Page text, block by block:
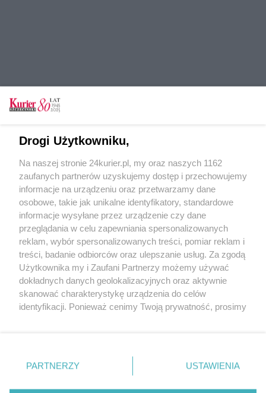
POGODA
24℃
Zobacz prognozę na 3 dni
REKLAMA
Copyright © 2022 Kurier Szczeciński sp. z o.o.
Wszelkie prawa zastrzeżone
Drogi Użytkowniku,
Na naszej stronie 24kurier.pl, my oraz naszych 1162
zaufanych partnerów uzyskujemy dostęp i przechowujemy
informacje na urządzeniu oraz przetwarzamy dane
osobowe, takie jak unikalne identyfikatory, standardowe
informacje wysyłane przez urządzenie czy dane
przeglądania w celu zapewniania spersonalizowanych
reklam, wybór spersonalizowanych treści, pomiar reklam i
treści, badanie odbiorców oraz ulepszanie usług. Za zgodą
Użytkownika my i Zaufani Partnerzy możemy używać
dokładnych danych geolokalizacyjnych oraz aktywnie
skanować charakterystykę urządzenia do celów
identyfikacji. Ponieważ cenimy Twoją prywatność, prosimy
prywatności znajdujący się w lewym dolnym rogu strony
. Niektóre rodzaje przetwarzania danych nie wymagają
PARTNERZY USTAWIENIA